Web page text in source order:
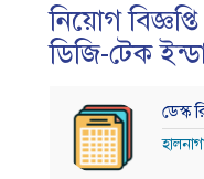
নিয়োগ
ডিজি-টেক
ডেস্ক